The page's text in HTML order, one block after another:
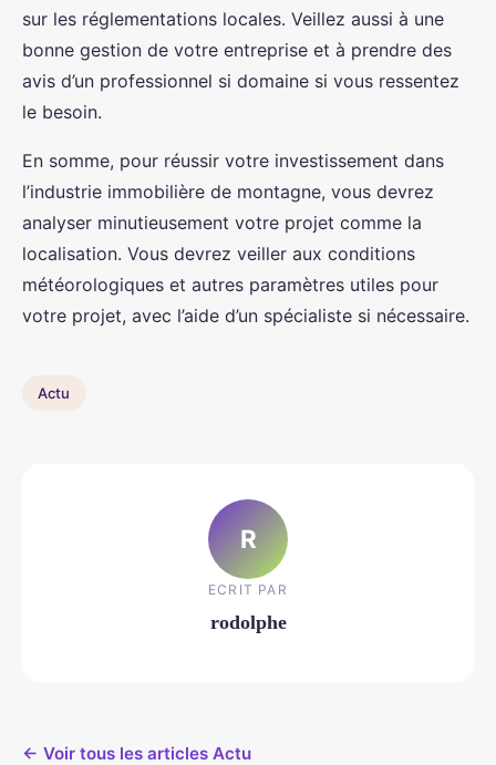
sur les réglementations locales. Veillez aussi à une
bonne gestion de votre entreprise et à prendre des
avis d’un professionnel si domaine si vous ressentez
le besoin.
En somme, pour réussir votre investissement dans
l’industrie immobilière de montagne, vous devrez
analyser minutieusement votre projet comme la
localisation. Vous devrez veiller aux conditions
météorologiques et autres paramètres utiles pour
votre projet, avec l’aide d’un spécialiste si nécessaire.
Actu
R
ECRIT PAR
rodolphe
← Voir tous les articles Actu